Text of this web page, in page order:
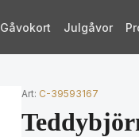
Gåvokort Julgåvor
Art: C-39593167